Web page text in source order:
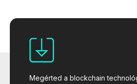
Megérted a blockchain